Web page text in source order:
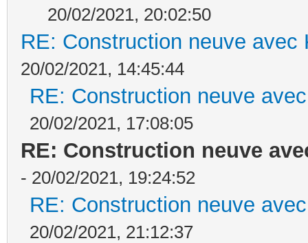
20/02/2021, 20:02:50
RE: Construction neuve avec
20/02/2021, 14:45:44
RE: Construction neuve
20/02/2021, 17:08:05
RE: Construction neuve
- 20/02/2021, 19:24:52
RE: Construction neuve
20/02/2021, 21:12:37